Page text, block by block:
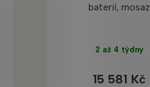
baterií, mosaz
2 až 4 týdny
15 581 Kč